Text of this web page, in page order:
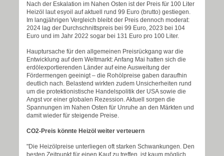
Nach der Eskalation im Nahen Osten ist der Preis für 100 Liter
Heizöl laut esyoil auf aktuell rund 99 Euro (brutto) gestiegen.
Im langjährigen Vergleich bleibt der Preis dennoch moderat:
2024 lag der Durchschnittspreis bei 99 Euro, 2023 bei 104
Euro und im Jahr 2022 sogar bei 131 Euro pro 100 Liter.
Hauptursache für den allgemeinen Preisrückgang war die
Entwicklung auf dem Weltmarkt: Anfang Mai hatten sich die
erdölexportierenden Länder auf eine Ausweitung der
Fördermengen geeinigt – die Rohölpreise gaben daraufhin
deutlich nach. Belastend wirkten zudem Unsicherheiten rund
um die protektionistische Handelspolitik der USA sowie die
Angst vor einer globalen Rezession. Aktuell sorgen die
Spannungen im Nahen Osten für Unruhe an den Märkten und
damit wieder für steigende Preise.
CO2-Preis könnte Heizöl weiter verteuern
"Die Heizölpreise unterliegen oft starken Schwankungen. Den
besten Zeitpunkt für einen Kauf zu treffen, ist kaum möglich.